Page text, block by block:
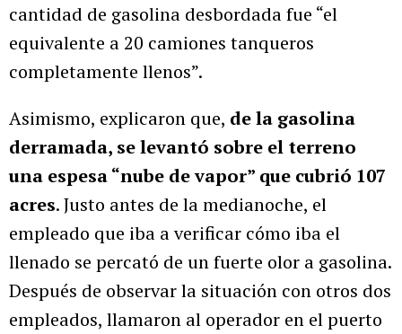
cantidad de gasolina desbordada fue “el
equivalente a 20 camiones tanqueros
completamente llenos”.
Asimismo, explicaron que, de la gasolina
derramada, se levantó sobre el terreno
una espesa “nube de vapor” que cubrió 107
acres. Justo antes de la medianoche, el
empleado que iba a verificar cómo iba el
llenado se percató de un fuerte olor a gasolina.
Después de observar la situación con otros dos
empleados, llamaron al operador en el puerto